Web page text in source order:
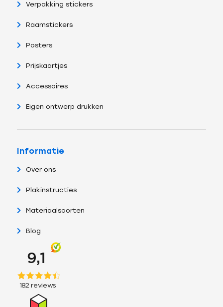
Verpakking stickers
Raamstickers
Posters
Prijskaartjes
Accessoires
Eigen ontwerp drukken
Informatie
Over ons
Plakinstructies
Materiaalsoorten
Blog